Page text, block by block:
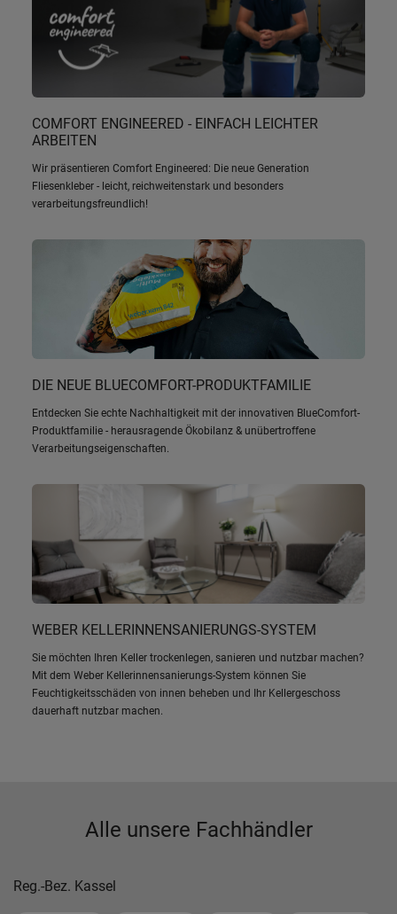
COMFORT ENGINEERED - EINFACH LEICHTER
ARBEITEN
Wir präsentieren Comfort Engineered: Die neue Generation
Fliesenkleber - leicht, reichweitenstark und besonders
verarbeitungsfreundlich!
DIE NEUE BLUECOMFORT-PRODUKTFAMILIE
Entdecken Sie echte Nachhaltigkeit mit der innovativen BlueComfort-
Produktfamilie - herausragende Ökobilanz & unübertroffene
Verarbeitungseigenschaften.
WEBER KELLERINNENSANIERUNGS-SYSTEM
Sie möchten Ihren Keller trockenlegen, sanieren und nutzbar machen?
Mit dem Weber Kellerinnensanierungs-System können Sie
Feuchtigkeitsschäden von innen beheben und Ihr Kellergeschoss
dauerhaft nutzbar machen.
Alle unsere Fachhändler
Reg.-Bez. Kassel